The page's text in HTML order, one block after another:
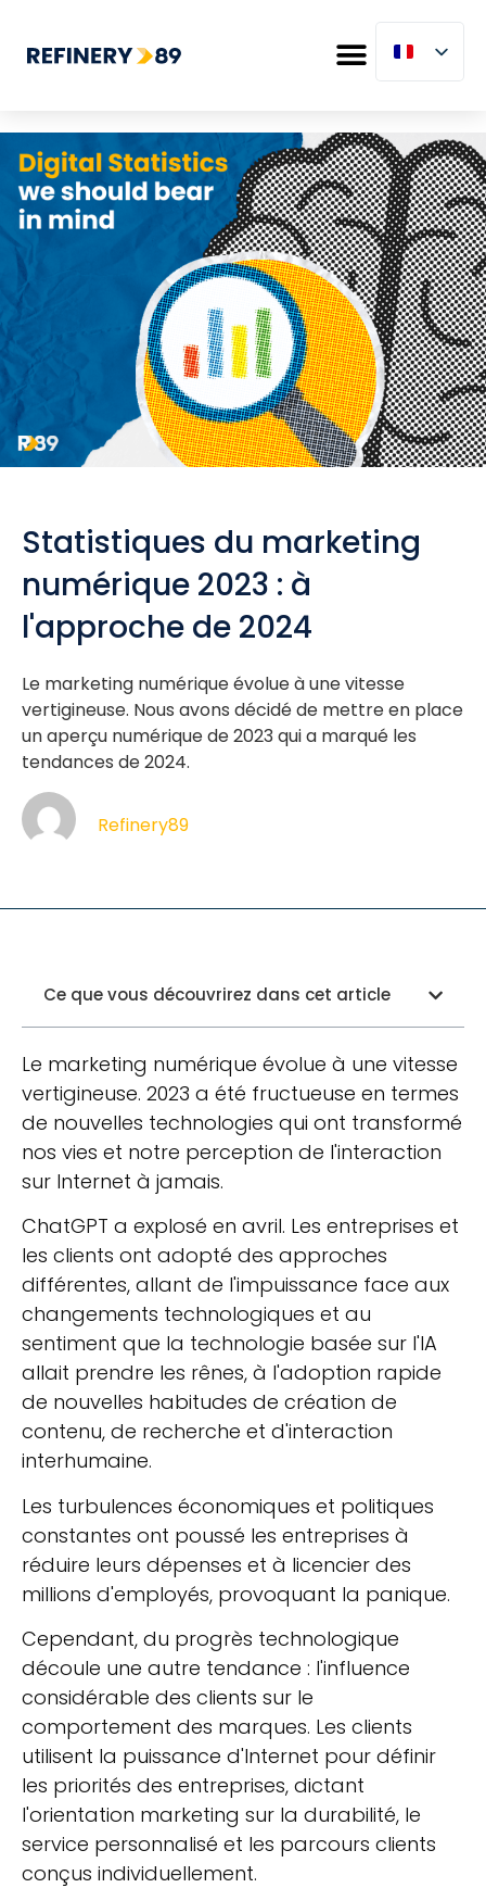
Statistiques du marketing
numérique 2023 : à
l'approche de 2024
Le marketing numérique évolue à une vitesse
vertigineuse. Nous avons décidé de mettre en place
un aperçu numérique de 2023 qui a marqué les
tendances de 2024.
Refinery89
Ce que vous découvrirez dans cet article
Le marketing numérique évolue à une vitesse
vertigineuse. 2023 a été fructueuse en termes
de nouvelles technologies qui ont transformé
nos vies et notre perception de l'interaction
sur Internet à jamais.
ChatGPT a explosé en avril. Les entreprises et
les clients ont adopté des approches
différentes, allant de l'impuissance face aux
changements technologiques et au
sentiment que la technologie basée sur l'IA
allait prendre les rênes, à l'adoption rapide
de nouvelles habitudes de création de
contenu, de recherche et d'interaction
interhumaine.
Les turbulences économiques et politiques
constantes ont poussé les entreprises à
réduire leurs dépenses et à licencier des
millions d'employés, provoquant la panique.
Cependant, du progrès technologique
découle une autre tendance : l'influence
considérable des clients sur le
comportement des marques. Les clients
utilisent la puissance d'Internet pour définir
les priorités des entreprises, dictant
l'orientation marketing sur la durabilité, le
service personnalisé et les parcours clients
conçus individuellement.